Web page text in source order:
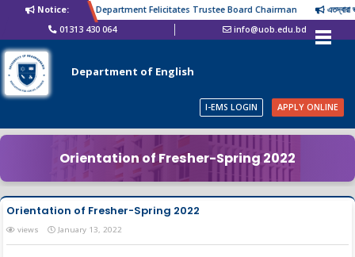
Notice:English Department Felicitates Trustee Board Chairman
এতদ্বারা
01313 430 064
info@uob.edu.bd
Department of English
I-EMS LOGIN APPLY ONLINE
Orientation of Fresher-Spring 2022
Orientation of Fresher-Spring 2022
views January 13, 2022